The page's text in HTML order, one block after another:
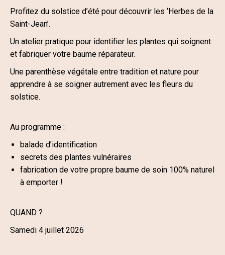
Profitez du solstice d’été pour découvrir les ‘Herbes de la
Saint-Jean’.
Un atelier pratique pour identifier les plantes qui soignent
et fabriquer votre baume réparateur.
Une parenthèse végétale entre tradition et nature pour
apprendre à se soigner autrement avec les fleurs du
solstice.
Au programme :
balade d’identification
secrets des plantes vulnéraires
fabrication de votre propre baume de soin 100% naturel
à emporter !
QUAND ?
Samedi 4 juillet 2026